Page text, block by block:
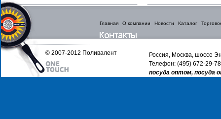
Главная О компании Новости Каталог
Россия, Москва, шоссе
Телефон: (495) 672-29-
посуда оптом, посуда
© 2007-2012 Поливалент